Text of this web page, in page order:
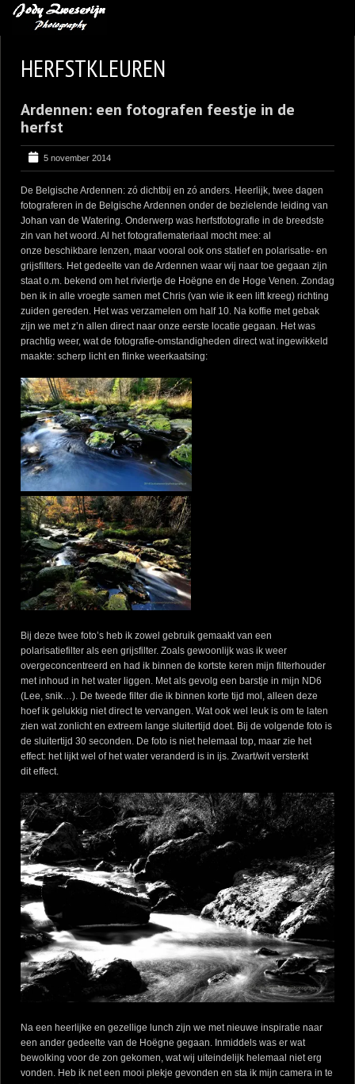
BLOG
LEREN VAN KUNST
OVER MIJ
CONTACT
HERFSTKLEUREN
Ardennen: een fotografen feestje in de
herfst
5 november 2014
De Belgische Ardennen: zó dichtbij en zó anders. Heerlijk, twee dagen
fotograferen in de Belgische Ardennen onder de bezielende leiding van
Johan van de Watering. Onderwerp was herfstfotografie in de breedste
zin van het woord. Al het fotografiemateriaal mocht mee: al
onze beschikbare lenzen, maar vooral ook ons statief en polarisatie- en
grijsfilters. Het gedeelte van de Ardennen waar wij naar toe gegaan zijn
staat o.m. bekend om het riviertje de Hoëgne en de Hoge Venen. Zondag
ben ik in alle vroegte samen met Chris (van wie ik een lift kreeg) richting
zuiden gereden. Het was verzamelen om half 10. Na koffie met gebak
zijn we met z’n allen direct naar onze eerste locatie gegaan. Het was
prachtig weer, wat de fotografie-omstandigheden direct wat ingewikkeld
maakte: scherp licht en flinke weerkaatsing:
Bij deze twee foto’s heb ik zowel gebruik gemaakt van een
polarisatiefilter als een grijsfilter. Zoals gewoonlijk was ik weer
overgeconcentreerd en had ik binnen de kortste keren mijn filterhouder
met inhoud in het water liggen. Met als gevolg een barstje in mijn ND6
(Lee, snik…). De tweede filter die ik binnen korte tijd mol, alleen deze
hoef ik gelukkig niet direct te vervangen. Wat ook wel leuk is om te laten
zien wat zonlicht en extreem lange sluitertijd doet. Bij de volgende foto is
de sluitertijd 30 seconden. De foto is niet helemaal top, maar zie het
effect: het lijkt wel of het water veranderd is in ijs. Zwart/wit versterkt
dit effect.
Na een heerlijke en gezellige lunch zijn we met nieuwe inspiratie naar
een ander gedeelte van de Hoëgne gegaan. Inmiddels was er wat
bewolking voor de zon gekomen, wat wij uiteindelijk helemaal niet erg
vonden. Heb ik net een mooi plekje gevonden en sta ik mijn camera in te